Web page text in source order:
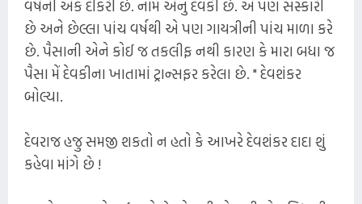
વર્ષની એક દીકરી છે. નામ એનું દેવકી છે. એ પણ સંસ્કારી
છે અને છેલ્લા પાંચ વર્ષથી એ પણ ગાયત્રીની પાંચ માળા કરે
છે. પૈસાની એને કોઈ જ તકલીફ નથી કારણ કે મારા બધા જ
પૈસા મેં દેવકીના ખાતામાં ટ્રાન્સફર કરેલા છે. " દેવશંકર
બોલ્યા.
દેવરાજ હજુ સમજી શકતો ન હતો કે આખરે દેવશંકર દાદા શું
કહેવા માંગે છે !